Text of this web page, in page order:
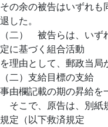
その余の被告はいずれも
退した。
（二） 被告らは、いず
定に基づく組合活動
を理由として、郵政当
（二）支給目標の支給
事由欄記載の期の昇給を
そこで、原告は、別紙
規定（以下救済規定